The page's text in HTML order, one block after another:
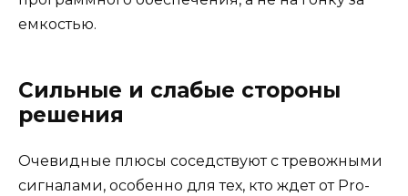
емкостью.
Сильные и слабые стороны
решения
Очевидные плюсы соседствуют с тревожными
сигналами, особенно для тех, кто ждет от Pro-